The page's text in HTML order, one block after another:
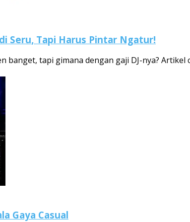
Seru, Tapi Harus Pintar Ngatur!
banget, tapi gimana dengan gaji DJ-nya?
Gaya Casual